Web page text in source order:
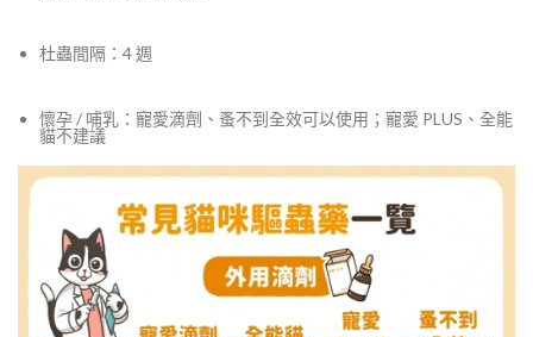
杜蟲間隔：4 週
懷孕 / 哺乳：寵愛滴劑、 蚤不到全效可以使用；寵愛 PLUS、全能
貓不建議